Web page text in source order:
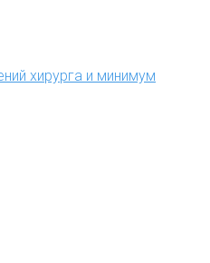
хирурга и минимум